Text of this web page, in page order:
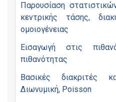
Παρουσίαση
κεντρικής τάσης,
ομοιογένειας
Εισαγωγή στις
πιθανότητας
Βασικές διακριτές
Διωνυμική, Poisson